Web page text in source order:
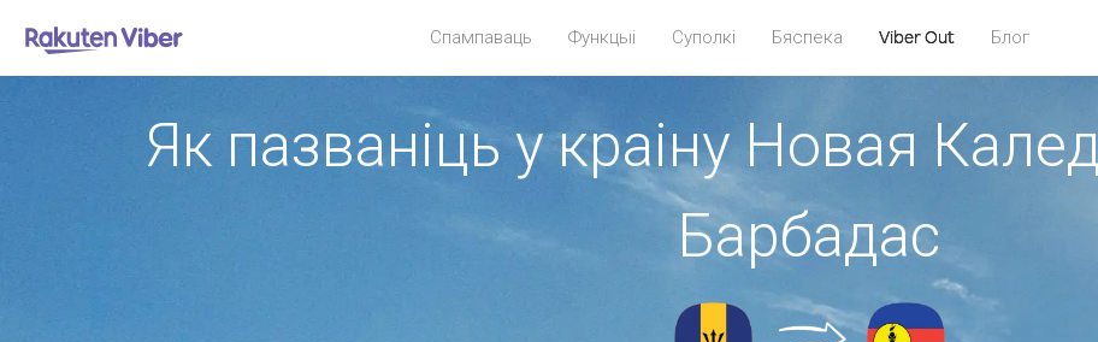
Спампаваць Функцыі Суполкі Бяспека Viber Out Блог
Як пазваніць у краіну Новая
Барбадас